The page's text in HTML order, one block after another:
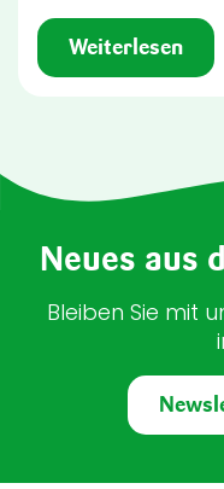
Weiterlesen
Neues aus
Bleiben Sie mit